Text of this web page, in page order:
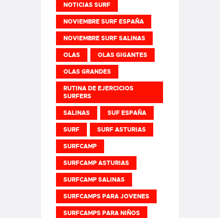
NOTICIAS SURF
NOVIEMBRE SURF ESPAÑA
NOVIEMBRE SURF SALINAS
OLAS OLAS GIGANTES
OLAS GRANDES
RUTINA DE EJERCICIOS
SURFERS
SALINAS SUF ESPAÑA
SURF SURF ASTURIAS
SURFCAMP
SURFCAMP ASTURIAS
SURFCAMP SALINAS
SURFCAMPS PARA JOVENES
SURFCAMPS PARA NIÑOS